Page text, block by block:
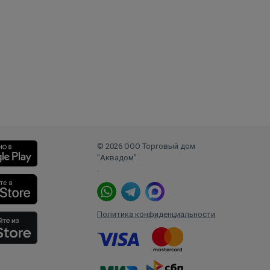
© 2026 ООО Торговый дом
"Аквадом".
.
Политика конфиденциальности